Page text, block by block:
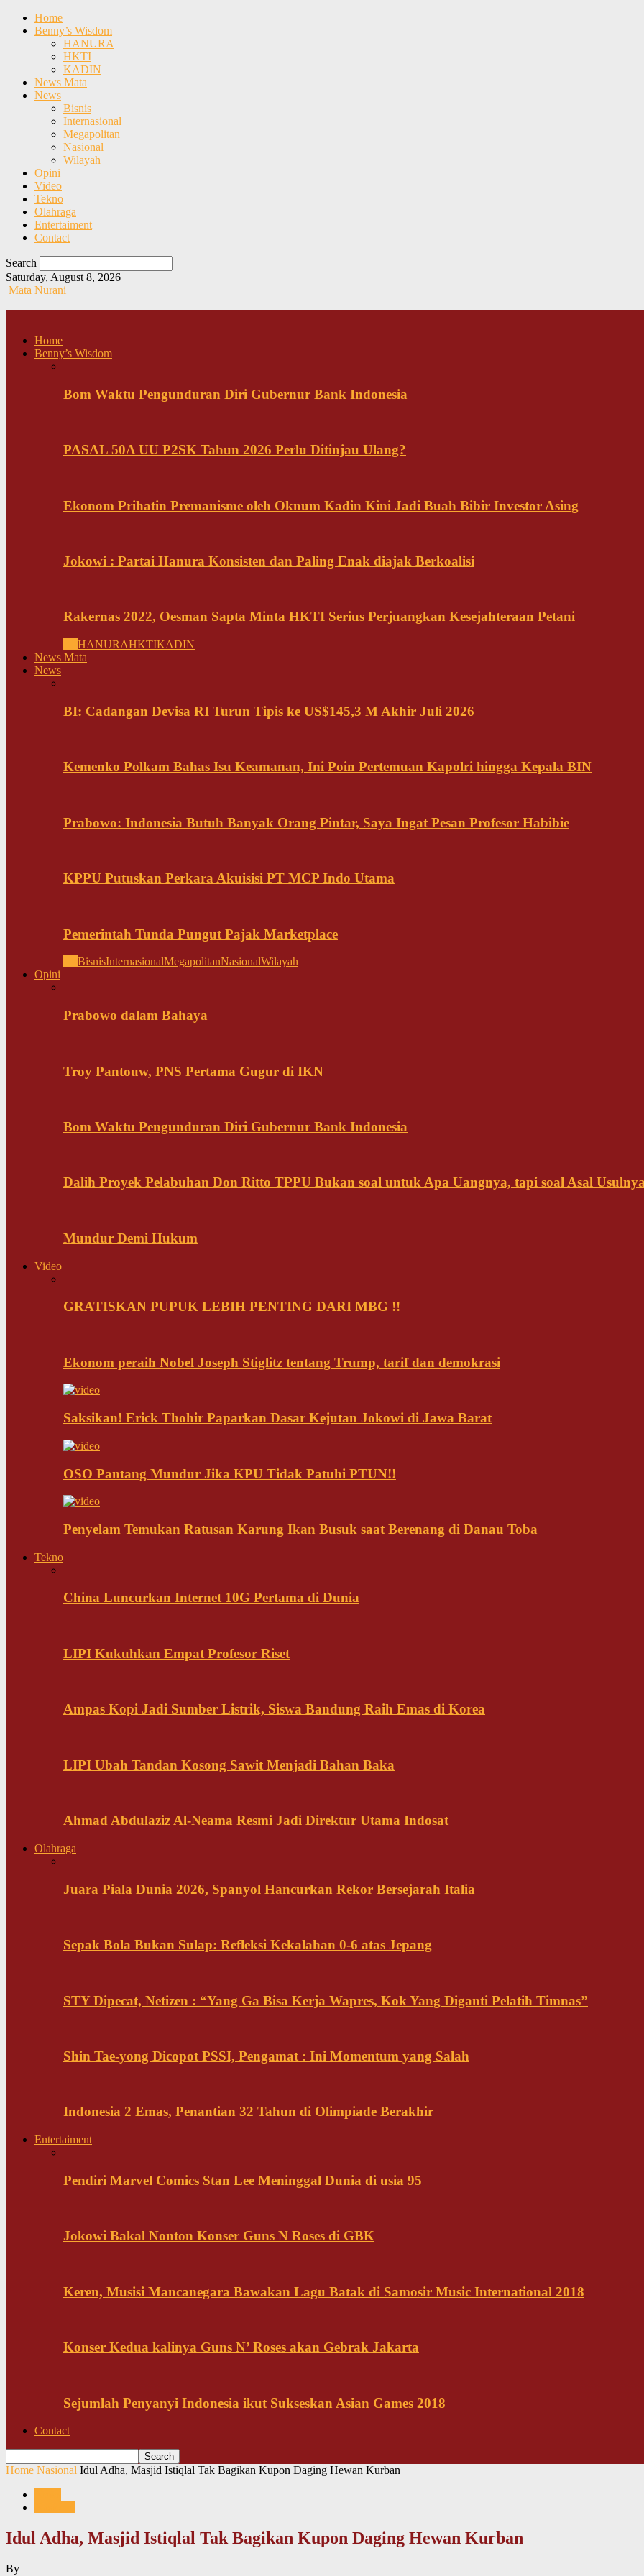
Home
Benny’s Wisdom
HANURA
HKTI
KADIN
News Mata
News
Bisnis
Internasional
Megapolitan
Nasional
Wilayah
Opini
Video
Tekno
Olahraga
Entertaiment
Contact
Search
Saturday, August 8, 2026
Mata Nurani
Home
Benny’s Wisdom
Bom Waktu Pengunduran Diri Gubernur Bank Indonesia
PASAL 50A UU P2SK Tahun 2026 Perlu Ditinjau Ulang?
Ekonom Prihatin Premanisme oleh Oknum Kadin Kini Jadi Buah Bibir Investor Asing
Jokowi : Partai Hanura Konsisten dan Paling Enak diajak Berkoalisi
Rakernas 2022, Oesman Sapta Minta HKTI Serius Perjuangkan Kesejahteraan Petani
HANURAHKTIKADIN
News Mata
News
BI: Cadangan Devisa RI Turun Tipis ke US$145,3 M Akhir Juli 2026
Kemenko Polkam Bahas Isu Keamanan, Ini Poin Pertemuan Kapolri hingga Kepala BIN
Prabowo: Indonesia Butuh Banyak Orang Pintar, Saya Ingat Pesan Profesor Habibie
KPPU Putuskan Perkara Akuisisi PT MCP Indo Utama
Pemerintah Tunda Pungut Pajak Marketplace
BisnisInternasionalMegapolitanNasionalWilayah
Opini
Prabowo dalam Bahaya
Troy Pantouw, PNS Pertama Gugur di IKN
Bom Waktu Pengunduran Diri Gubernur Bank Indonesia
Dalih Proyek Pelabuhan Don Ritto TPPU Bukan soal untuk Apa Uangnya, tapi soal Asal
Mundur Demi Hukum
Video
GRATISKAN PUPUK LEBIH PENTING DARI MBG !!
Ekonom peraih Nobel Joseph Stiglitz tentang Trump, tarif dan demokrasi
Saksikan! Erick Thohir Paparkan Dasar Kejutan Jokowi di Jawa Barat
OSO Pantang Mundur Jika KPU Tidak Patuhi PTUN!!
Penyelam Temukan Ratusan Karung Ikan Busuk saat Berenang di Danau Toba
Tekno
China Luncurkan Internet 10G Pertama di Dunia
LIPI Kukuhkan Empat Profesor Riset
Ampas Kopi Jadi Sumber Listrik, Siswa Bandung Raih Emas di Korea
LIPI Ubah Tandan Kosong Sawit Menjadi Bahan Baka
Ahmad Abdulaziz Al-Neama Resmi Jadi Direktur Utama Indosat
Olahraga
Juara Piala Dunia 2026, Spanyol Hancurkan Rekor Bersejarah Italia
Sepak Bola Bukan Sulap: Refleksi Kekalahan 0-6 atas Jepang
STY Dipecat, Netizen : “Yang Ga Bisa Kerja Wapres, Kok Yang Diganti Pelatih Timnas”
Shin Tae-yong Dicopot PSSI, Pengamat : Ini Momentum yang Salah
Indonesia 2 Emas, Penantian 32 Tahun di Olimpiade Berakhir
Entertaiment
Pendiri Marvel Comics Stan Lee Meninggal Dunia di usia 95
Jokowi Bakal Nonton Konser Guns N Roses di GBK
Keren, Musisi Mancanegara Bawakan Lagu Batak di Samosir Music International 2018
Konser Kedua kalinya Guns N’ Roses akan Gebrak Jakarta
Sejumlah Penyanyi Indonesia ikut Sukseskan Asian Games 2018
Contact
Home Nasional Idul Adha, Masjid Istiqlal Tak Bagikan Kupon Daging Hewan Kurban
Idul Adha, Masjid Istiqlal Tak Bagikan Kupon Daging Hewan Kurban
By